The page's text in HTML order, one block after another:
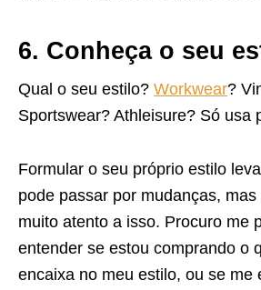
6. Conheça o seu
Qual o seu estilo? Workwear?
Sportswear? Athleisure? Só usa
Formular o seu próprio estilo
pode passar por mudanças,
muito atento a isso. Procuro me
entender se estou comprando o
encaixa no meu estilo, ou se me